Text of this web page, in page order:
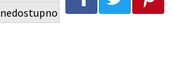
nedostupno